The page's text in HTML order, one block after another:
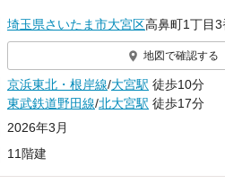
埼玉県さいたま市大宮区高鼻町1丁目
地図で確認する
京浜東北・根岸線/大宮駅 徒歩10分
東武鉄道野田線/北大宮駅 徒歩17分
2026年3月
11階建